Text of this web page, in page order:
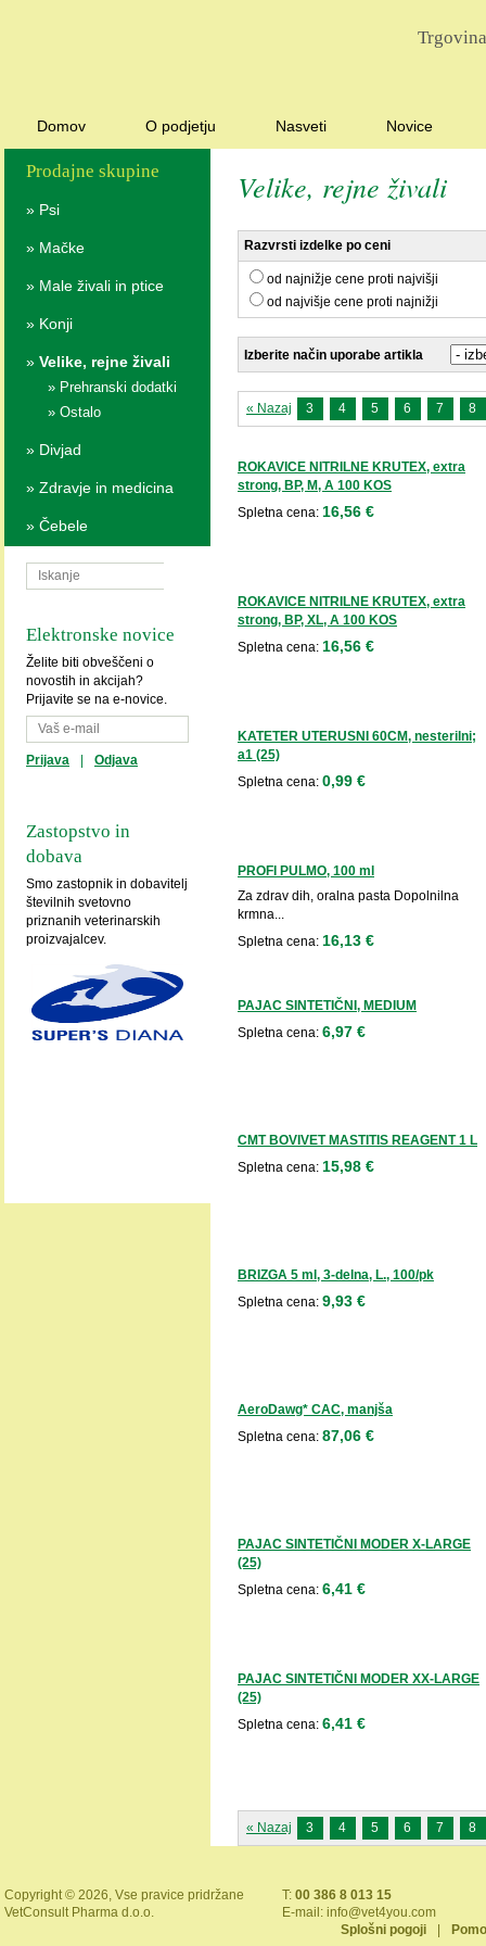
Domov O podjetju Nasveti Novice
Prodajne skupine
» Psi
» Mačke
» Male živali in ptice
» Konji
» Velike, rejne živali
» Prehranski dodatki
» Ostalo
» Divjad
» Zdravje in medicina
» Čebele
Elektronske novice
Želite biti obveščeni o
novostih in akcijah?
Prijavite se na e-novice.
Prijava Odjava
Zastopstvo in
dobava
Smo zastopnik in dobavitelj
številnih svetovno
priznanih veterinarskih
proizvajalcev.
Velike, rejne živali
Razvrsti izdelke po ceni
od najnižje cene proti najvišji
od najvišje cene proti najnižji
Izberite način uporabe artikla
« Nazaj 3 4 5 6 7 8
ROKAVICE NITRILNE KRUTEX, extra
strong, BP, M, A 100 KOS
Spletna cena: 16,56 €
ROKAVICE NITRILNE KRUTEX, extra
strong, BP, XL, A 100 KOS
Spletna cena: 16,56 €
KATETER UTERUSNI 60CM, nesterilni;
a1 (25)
Spletna cena: 0,99 €
PROFI PULMO, 100 ml
Za zdrav dih, oralna pasta Dopolnilna
krmna...
Spletna cena: 16,13 €
PAJAC SINTETIČNI, MEDIUM
Spletna cena: 6,97 €
CMT BOVIVET MASTITIS REAGENT 1 L
Spletna cena: 15,98 €
BRIZGA 5 ml, 3-delna, L., 100/pk
Spletna cena: 9,93 €
AeroDawg* CAC, manjša
Spletna cena: 87,06 €
PAJAC SINTETIČNI MODER X-LARGE
(25)
Spletna cena: 6,41 €
PAJAC SINTETIČNI MODER XX-LARGE
(25)
Spletna cena: 6,41 €
« Nazaj 3 4 5 6 7 8
Copyright © 2026, Vse pravice pridržane
VetConsult Pharma d.o.o.
T: 00 386 8 013 15
E-mail: info@vet4you.com
Splošni pogoji